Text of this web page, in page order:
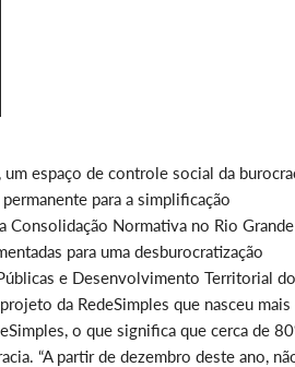
espaço de controle social da
para a simplificação
Consolidação Normativa no Rio
para uma desburocratização
e Desenvolvimento Territorial do
da RedeSimples que nasceu mais
o que significa que cerca de
“A partir de dezembro deste ano,